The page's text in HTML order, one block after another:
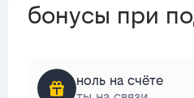
бонусы при
ноль на счёте